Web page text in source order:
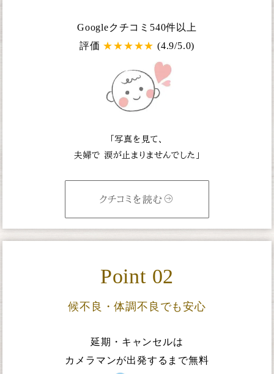
Googleクチコミ540件以上
評価 ★★★★★(4.9/5.0)
「写真を見て、
夫婦で 涙が止まりませんでした」
クチコミを読む
Point 02
候不良・体調不良でも安心
延期・キャンセルは
カメラマンが出発するまで無料